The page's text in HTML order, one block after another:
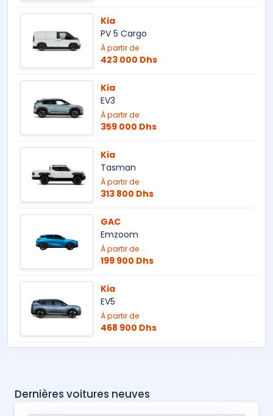
Kia
PV 5 Cargo
À partir de
423 000 Dhs
Kia
EV3
À partir de
359 000 Dhs
Kia
Tasman
À partir de
313 800 Dhs
GAC
Emzoom
À partir de
199 900 Dhs
Kia
EV5
À partir de
468 900 Dhs
Dernières voitures neuves